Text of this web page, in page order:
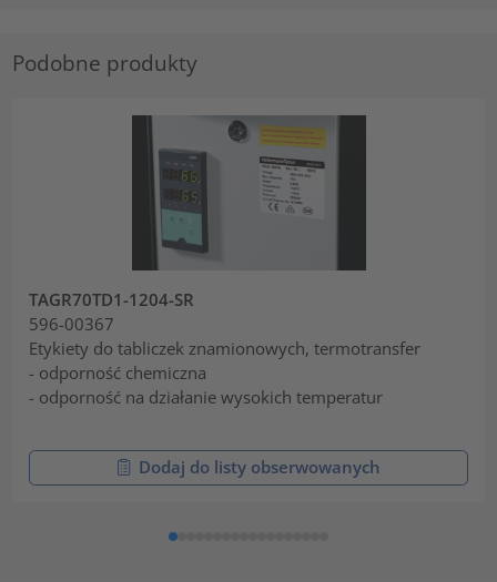
Podobne produkty
TAGR70TD1-1204-SR
596-00367
Etykiety do tabliczek znamionowych, termotransfer
- odporność chemiczna
- odporność na działanie wysokich temperatur
Dodaj do listy obserwowanych